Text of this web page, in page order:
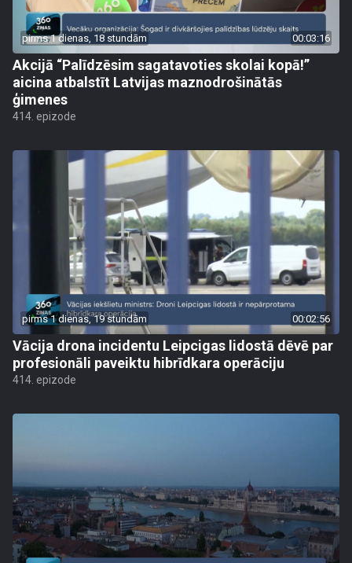
pirms 1 dienas, 18 stundām 00:03:16
Akcijā “Palīdzēsim sagatavoties skolai kopā!”
aicina atbalstīt Latvijas maznodrošinātās
ģimenes
414. epizode
pirms 1 dienas, 19 stundām 00:02:56
Vācija drona incidentu Leipcigas lidostā dēvē par
profesionāli paveiktu hibrīdkara operāciju
414. epizode